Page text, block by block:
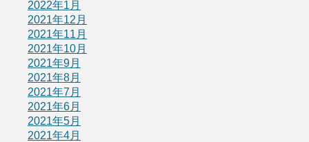
2022年1月
2021年12月
2021年11月
2021年10月
2021年9月
2021年8月
2021年7月
2021年6月
2021年5月
2021年4月